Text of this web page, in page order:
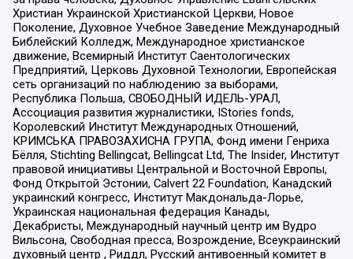
Христиан Украинской Христианской Церкви, Новое
Поколение, Духовное Учебное Заведение Международный
Библейский Колледж, Международное христианское
движение, Всемирный Институт Саентологических
Предприятий, Церковь Духовной Технологии, Европейская
сеть организаций по наблюдению за выборами,
Республика Польша, СВОБОДНЫЙ ИДЕЛЬ-УРАЛ,
Ассоциация развития журналистики, IStories fonds,
Королевский Институт Международных Отношений,
КРИМСЬКА ПРАВОЗАХИСНА ГРУПА, Фонд имени Генриха
Бёлля, Stichting Bellingcat, Bellingcat Ltd, The Insider, Институт
правовой инициативы Центральной и Восточной Европы,
Фонд Открытой Эстонии, Calvert 22 Foundation, Канадский
украинский конгресс, Институт Макдональда-Лорье,
Украинская национальная федерация Канады,
Декабристы, Международный научный центр им Вудро
Вильсона, Свободная пресса, Возрождение, Всеукраинский
духовный центр , Риддл, Русский антивоенный комитет в